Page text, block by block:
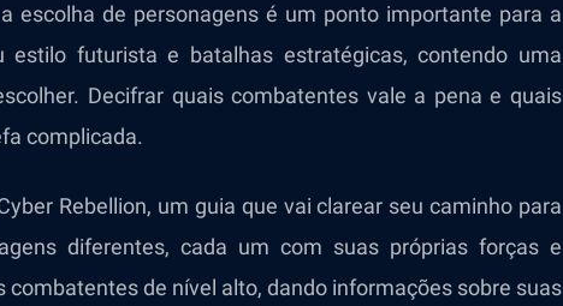
escolha de personagens é um ponto importante para a
estilo futurista e batalhas estratégicas, contendo uma
Decifrar quais combatentes vale a pena e quais
complicada.
Rebellion, um guia que vai clarear seu caminho para
diferentes, cada um com suas próprias forças e
de nível alto, dando informações sobre suas